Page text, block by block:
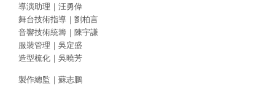
導演助理｜汪勇偉
舞台技術指導｜劉柏言
音響技術統籌｜陳宇謙
服裝管理｜吳定盛
造型梳化｜吳曉芳
製作總監｜蘇志鵬